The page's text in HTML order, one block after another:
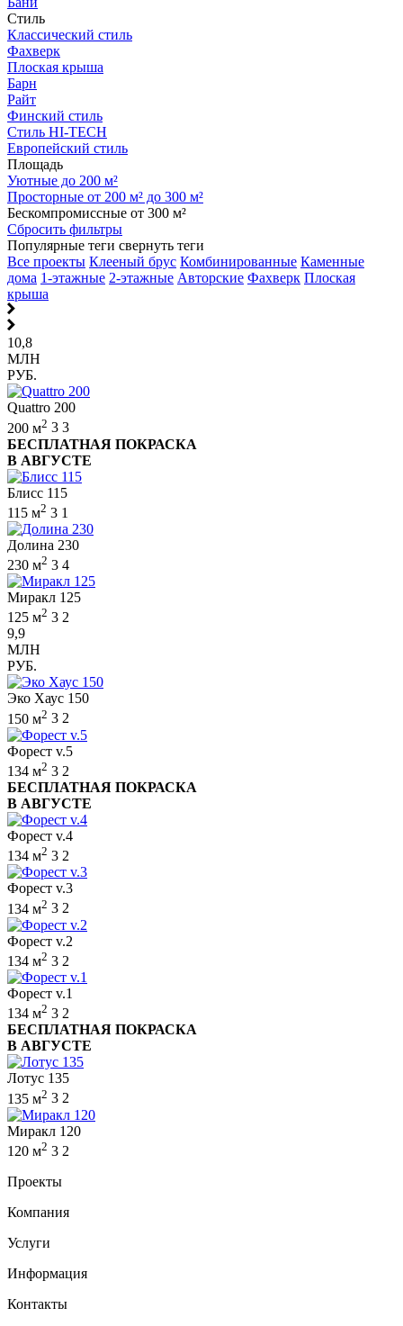
Стиль
Классический стиль
Фахверк
Плоская крыша
Барн
Райт
Финский стиль
Стиль HI-TECH
Европейский стиль
Площадь
Уютные до 200 м²
Просторные от 200 м² до 300 м²
Бескомпромиссные от 300 м²
Сбросить фильтры
Популярные теги свернуть теги
Все проекты Клееный брус Комбинированные Каменные
дома 1-этажные 2-этажные Авторские Фахверк Плоская
крыша
10,8
МЛН
РУБ.
Quattro 200
200 м2 3 3
БЕСПЛАТНАЯ ПОКРАСКА
В АВГУСТЕ
Блисс 115
115 м2 3 1
Долина 230
230 м2 3 4
Миракл 125
125 м2 3 2
9,9
МЛН
РУБ.
Эко Хаус 150
150 м2 3 2
Форест v.5
134 м2 3 2
БЕСПЛАТНАЯ ПОКРАСКА
В АВГУСТЕ
Форест v.4
134 м2 3 2
Форест v.3
134 м2 3 2
Форест v.2
134 м2 3 2
Форест v.1
134 м2 3 2
БЕСПЛАТНАЯ ПОКРАСКА
В АВГУСТЕ
Лотус 135
135 м2 3 2
Миракл 120
120 м2 3 2
Проекты
Компания
Услуги
Информация
Контакты